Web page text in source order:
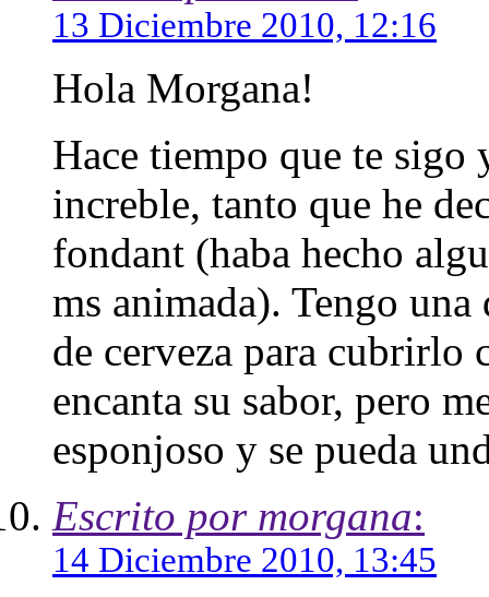
13 Diciembre 2010, 12:16
Hola Morgana!
Hace tiempo que te sigo
increble, tanto que he
fondant (haba hecho
ms animada). Tengo
de cerveza para cubrirlo
encanta su sabor, pero
esponjoso y se pueda
Escrito por morgana:
14 Diciembre 2010, 13:45